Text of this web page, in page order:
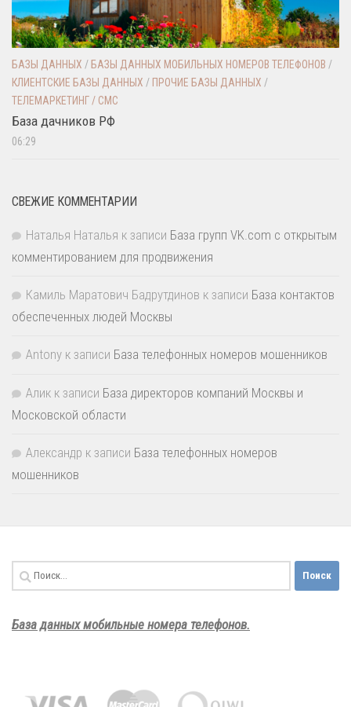
БАЗЫ ДАННЫХ / БАЗЫ ДАННЫХ МОБИЛЬНЫХ НОМЕРОВ ТЕЛЕФОНОВ /
КЛИЕНТСКИЕ БАЗЫ ДАННЫХ / ПРОЧИЕ БАЗЫ ДАННЫХ /
ТЕЛЕМАРКЕТИНГ / СМС
База дачников РФ
06:29
СВЕЖИЕ КОММЕНТАРИИ
Наталья Наталья к записи База групп VK.com с открытым
комментированием для продвижения
Камиль Маратович Бадрутдинов к записи База контактов
обеспеченных людей Москвы
Antony к записи База телефонных номеров мошенников
Алик к записи База директоров компаний Москвы и
Московской области
Александр к записи База телефонных номеров
мошенников
Найти:
База данных мобильные номера телефонов.